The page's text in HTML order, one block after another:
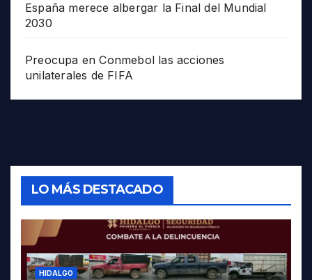
España merece albergar la Final del Mundial
2030
Preocupa en Conmebol las acciones
unilaterales de FIFA
LO MÁS DESTACADO
HIDALGO